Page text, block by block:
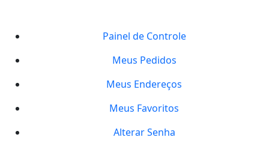
Painel de Controle
Meus Pedidos
Meus Endereços
Meus Favoritos
Alterar Senha